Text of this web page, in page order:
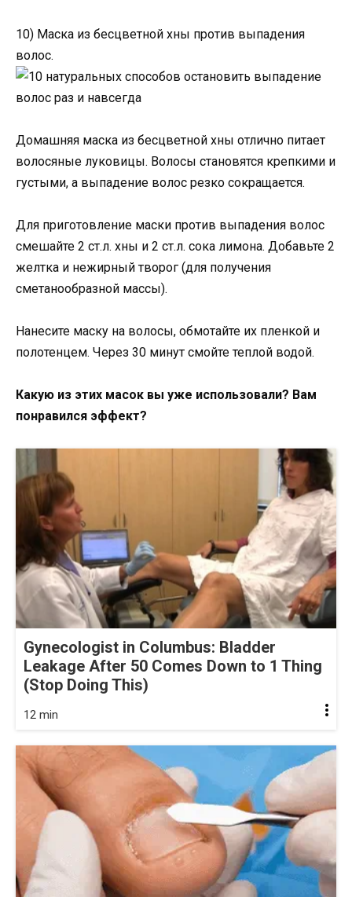
10) Маска из бесцветной хны против выпадения
волос.
Домашняя маска из бесцветной хны отлично питает
волосяные луковицы. Волосы становятся крепкими и
густыми, а выпадение волос резко сокращается.
Для приготовление маски против выпадения волос
смешайте 2 ст.л. хны и 2 ст.л. сока лимона. Добавьте 2
желтка и нежирный творог (для получения
сметанообразной массы).
Нанесите маску на волосы, обмотайте их пленкой и
полотенцем. Через 30 минут смойте теплой водой.
Какую из этих масок вы уже использовали? Вам
понравился эффект?
Gynecologist in Columbus: Bladder
Leakage After 50 Comes Down to 1 Thing
(Stop Doing This)
12 min